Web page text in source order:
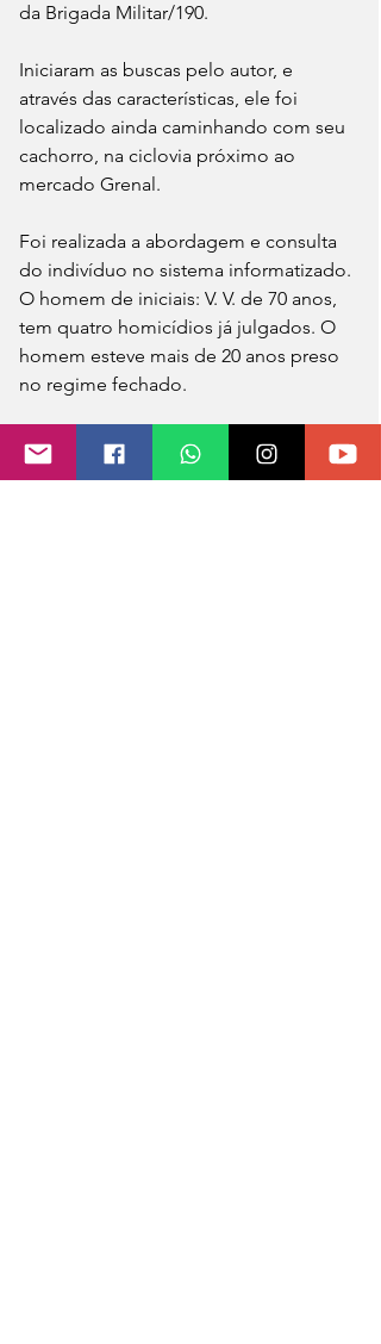
da Brigada Militar/190.
Iniciaram as buscas pelo autor, e
através das características, ele foi
localizado ainda caminhando com seu
cachorro, na ciclovia próximo ao
mercado Grenal.
Foi realizada a abordagem e consulta
do indivíduo no sistema informatizado.
O homem de iniciais: V. V. de 70 anos,
tem quatro homicídios já julgados. O
homem esteve mais de 20 anos preso
no regime fechado.
Diante das circunstâncias, ele foi preso
e encaminhado a Delegacia de Polícia